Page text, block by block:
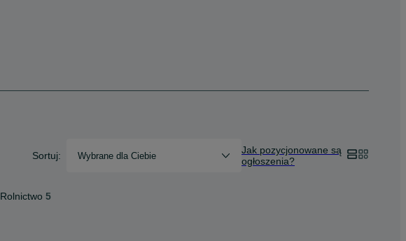
Sortuj: Wybrane dla Ciebie
Jak pozycjonowane są
ogłoszenia?
Rolnictwo 5